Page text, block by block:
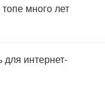
много лет
интернет-